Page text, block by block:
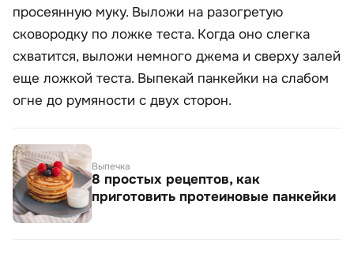
просеянную муку. Выложи на разогретую
сковородку по ложке теста. Когда оно слегка
схватится, выложи немного джема и сверху залей
еще ложкой теста. Выпекай панкейки на слабом
огне до румяности с двух сторон.
Выпечка
8 простых рецептов, как
приготовить протеиновые панкейки